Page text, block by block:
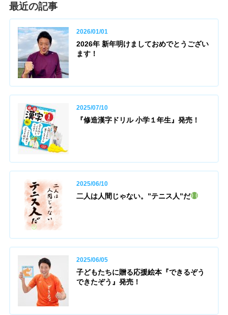
最近の記事
2026/01/01
2026年 新年明けましておめでとうござい
ます！
2025/07/10
『修造漢字ドリル 小学１年生』発売！
2025/06/10
二人は人間じゃない。”テニス人”だ
2025/06/05
子どもたちに贈る応援絵本『できるぞう
できたぞう』発売！